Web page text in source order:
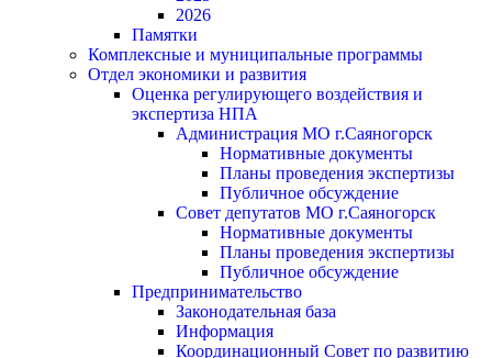
2026
Памятки
Комплексные и муниципальные программы
Отдел экономики и развития
Оценка регулирующего воздействия и
экспертиза НПА
Администрация МО г.Саяногорск
Нормативные документы
Планы проведения экспертизы
Публичное обсуждение
Совет депутатов МО г.Саяногорск
Нормативные документы
Планы проведения экспертизы
Публичное обсуждение
Предпринимательство
Законодательная база
Информация
Координационный Совет по развитию